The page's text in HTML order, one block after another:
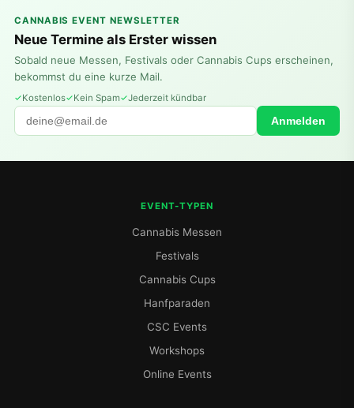
CANNABIS EVENT NEWSLETTER
Neue Termine als Erster wissen
Sobald neue Messen, Festivals oder Cannabis Cups erscheinen,
bekommst du eine kurze Mail.
Kostenlos Kein Spam Jederzeit kündbar
Anmelden
EVENT-TYPEN
Cannabis Messen
Festivals
Cannabis Cups
Hanfparaden
CSC Events
Workshops
Online Events